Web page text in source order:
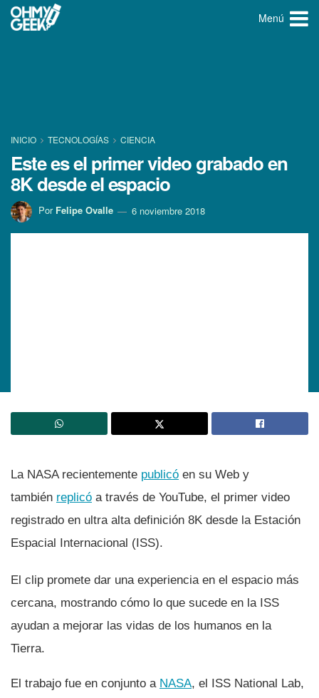
Menú
INICIO TECNOLOGÍ­AS CIENCIA
Este es el primer video grabado en
8K desde el espacio
Por Felipe Ovalle 6 noviembre 2018
La NASA recientemente publicó en su Web y
también replicó a través de YouTube, el primer video
registrado en ultra alta definición 8K desde la Estación
Espacial Internacional (ISS).
El clip promete dar una experiencia en el espacio más
cercana, mostrando cómo lo que sucede en la ISS
ayudan a mejorar las vidas de los humanos en la
Tierra.
El trabajo fue en conjunto a NASA, el ISS National Lab,